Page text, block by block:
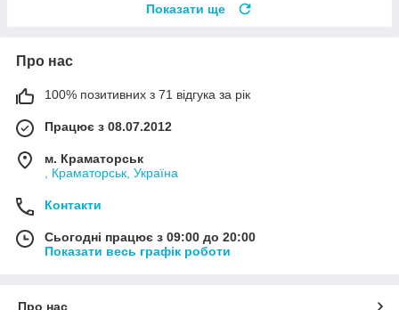
Показати ще
Про нас
100% позитивних з 71 відгука за рік
Працює з 08.07.2012
м. Краматорськ
, Краматорськ, Україна
Контакти
Сьогодні працює з 09:00 до 20:00
Показати весь графік роботи
Про нас